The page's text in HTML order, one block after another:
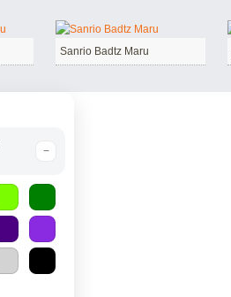
Sanrio Badtz Maru
−